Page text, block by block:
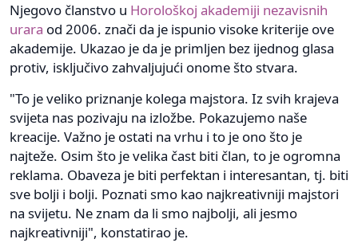
Njegovo članstvo u Horološkoj akademiji nezavisnih
urara od 2006. znači da je ispunio visoke kriterije ove
akademije. Ukazao je da je primljen bez ijednog glasa
protiv, isključivo zahvaljujući onome što stvara.
"To je veliko priznanje kolega majstora. Iz svih krajeva
svijeta nas pozivaju na izložbe. Pokazujemo naše
kreacije. Važno je ostati na vrhu i to je ono što je
najteže. Osim što je velika čast biti član, to je ogromna
reklama. Obaveza je biti perfektan i interesantan, tj. biti
sve bolji i bolji. Poznati smo kao najkreativniji majstori
na svijetu. Ne znam da li smo najbolji, ali jesmo
najkreativniji", konstatirao je.